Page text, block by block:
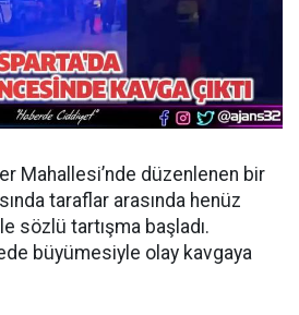
Mahallesi’nde düzenlenen bir
taraflar arasında henüz
sözlü tartışma başladı.
büyümesiyle olay kavgaya